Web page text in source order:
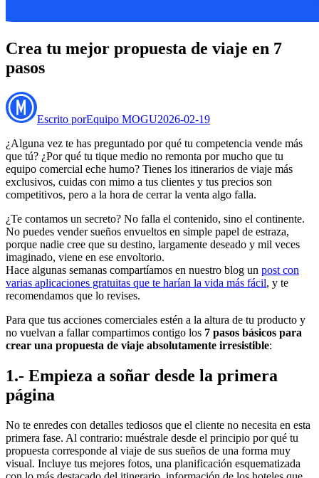
Crea tu mejor propuesta de viaje en 7
pasos
Escrito porEquipo MOGU2026-02-19
¿Alguna vez te has preguntado por qué tu competencia vende más
que tú? ¿Por qué tu tique medio no remonta por mucho que tu
equipo comercial eche humo? Tienes los itinerarios de viaje más
exclusivos, cuidas con mimo a tus clientes y tus precios son
competitivos, pero a la hora de cerrar la venta algo falla.
¿Te contamos un secreto? No falla el contenido, sino el continente.
No puedes vender sueños envueltos en simple papel de estraza,
porque nadie cree que su destino, largamente deseado y mil veces
imaginado, viene en ese envoltorio.
Hace algunas semanas compartíamos en nuestro blog un post con
varias aplicaciones gratuitas que te harían la vida más fácil, y te
recomendamos que lo revises.
Para que tus acciones comerciales estén a la altura de tu producto y
no vuelvan a fallar compartimos contigo los 7 pasos básicos para
crear una propuesta de viaje absolutamente irresistible:
1.- Empieza a soñar desde la primera
página
No te enredes con detalles tediosos que el cliente no necesita en esta
primera fase. Al contrario: muéstrale desde el principio por qué tu
propuesta corresponde al viaje de sus sueños de una forma muy
visual. Incluye tus mejores fotos, una planificación esquematizada